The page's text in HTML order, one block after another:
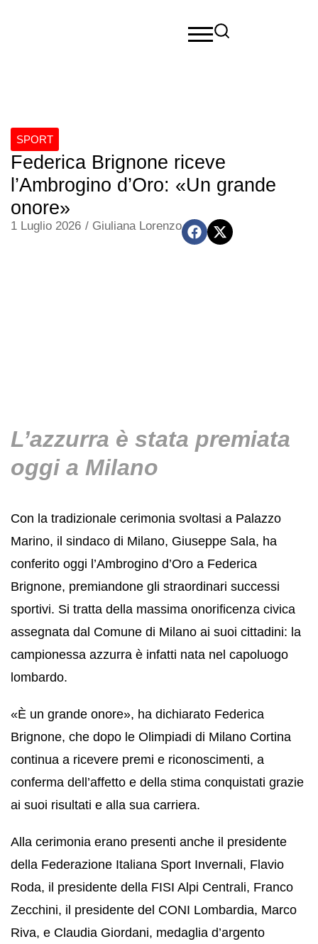
SPORT
Federica Brignone riceve
l’Ambrogino d’Oro: «Un grande
onore»
1 Luglio 2026 / Giuliana Lorenzo
L’azzurra è stata premiata
oggi a Milano
Con la tradizionale cerimonia svoltasi a Palazzo
Marino, il sindaco di Milano, Giuseppe Sala, ha
conferito oggi l’Ambrogino d’Oro a Federica
Brignone, premiandone gli straordinari successi
sportivi. Si tratta della massima onorificenza civica
assegnata dal Comune di Milano ai suoi cittadini: la
campionessa azzurra è infatti nata nel capoluogo
lombardo.
«È un grande onore», ha dichiarato Federica
Brignone, che dopo le Olimpiadi di Milano Cortina
continua a ricevere premi e riconoscimenti, a
conferma dell’affetto e della stima conquistati grazie
ai suoi risultati e alla sua carriera.
Alla cerimonia erano presenti anche il presidente
della Federazione Italiana Sport Invernali, Flavio
Roda, il presidente della FISI Alpi Centrali, Franco
Zecchini, il presidente del CONI Lombardia, Marco
Riva, e Claudia Giordani, medaglia d’argento